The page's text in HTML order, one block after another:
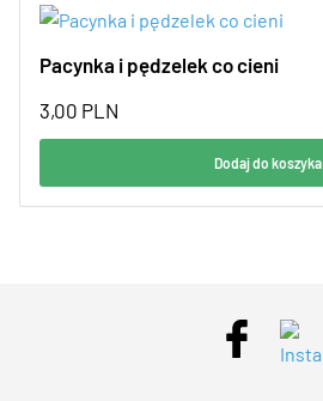
Pacynka i pędzelek co cieni
3,00 PLN
Dodaj do koszyka